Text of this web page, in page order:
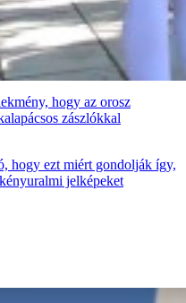
hogy az orosz
zászlókkal
hogy ezt miért gondolják így,
jelképeket